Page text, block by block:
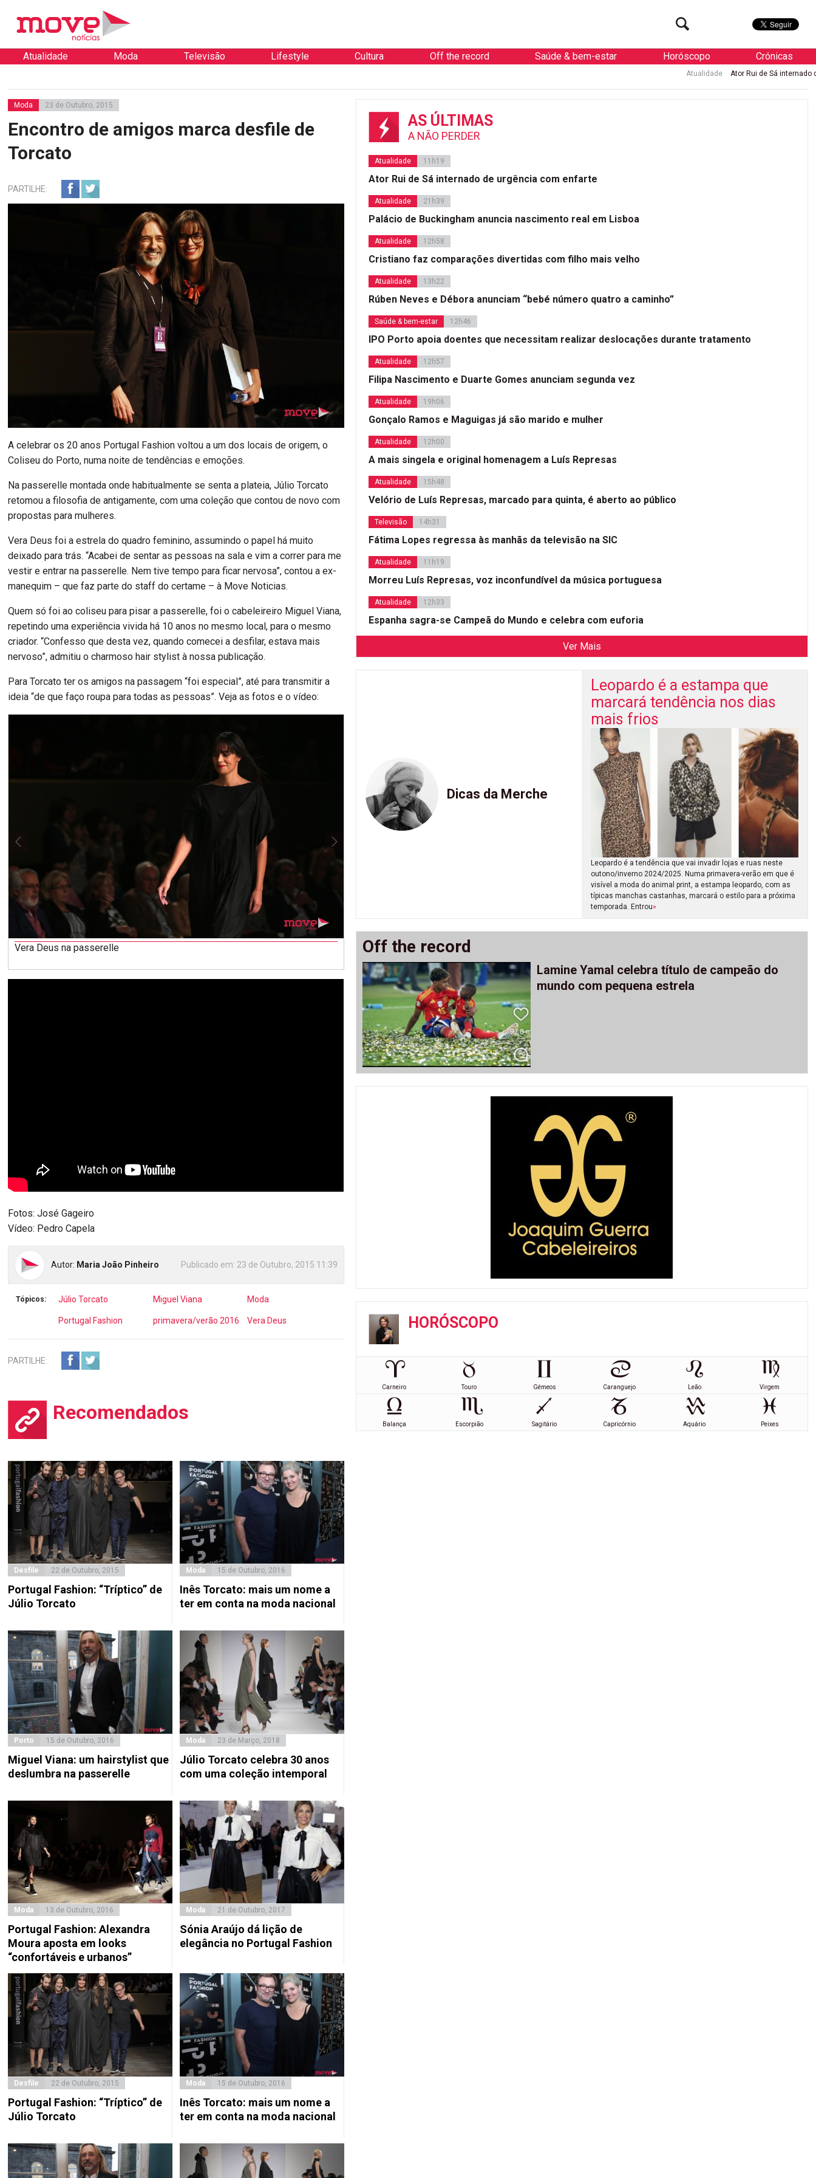
Atualidade Moda Televisão Lifestyle Cultura Off the record Saúde & bem-estar Horóscopo Crónicas
Ator Rui de Sá internado de urgência com
Moda 23 de Outubro, 2015
Encontro de amigos marca desfile de
Torcato
PARTILHE:
A celebrar os 20 anos Portugal Fashion voltou a um dos locais de origem, o
Coliseu do Porto, numa noite de tendências e emoções.
Na passerelle montada onde habitualmente se senta a plateia, Júlio Torcato
retomou a filosofia de antigamente, com uma coleção que contou de novo com
propostas para mulheres.
Vera Deus foi a estrela do quadro feminino, assumindo o papel há muito
deixado para trás. “Acabei de sentar as pessoas na sala e vim a correr para me
vestir e entrar na passerelle. Nem tive tempo para ficar nervosa”, contou a ex-
manequim – que faz parte do staff do certame – à Move Noticias.
Quem só foi ao coliseu para pisar a passerelle, foi o cabeleireiro Miguel Viana,
repetindo uma experiência vivida há 10 anos no mesmo local, para o mesmo
criador. “Confesso que desta vez, quando comecei a desfilar, estava mais
nervoso”, admitiu o charmoso hair stylist à nossa publicação.
Para Torcato ter os amigos na passagem “foi especial”, até para transmitir a
ideia “de que faço roupa para todas as pessoas”. Veja as fotos e o vídeo:
Vera Deus na passerelle Vera Deus na passerelle
Fotos: José Gageiro
Vídeo: Pedro Capela
Autor: Maria João Pinheiro Publicado em: 23 de Outubro, 2015 11:39
Tópicos: Júlio Torcato Miguel Viana Moda
Portugal Fashion primavera/verão 2016 Vera Deus
PARTILHE:
Recomendados
Desfile 22 de Outubro, 2015
Portugal Fashion: “Tríptico” de
Júlio Torcato
Moda 15 de Outubro, 2016
Inês Torcato: mais um nome a
ter em conta na moda nacional
Porto 15 de Outubro, 2016
Miguel Viana: um hairstylist que
deslumbra na passerelle
Moda 23 de Março, 2018
Júlio Torcato celebra 30 anos
com uma coleção intemporal
Moda 13 de Outubro, 2016
Portugal Fashion: Alexandra
Moura aposta em looks
“confortáveis e urbanos”
Moda 21 de Outubro, 2017
Sónia Araújo dá lição de
elegância no Portugal Fashion
Desfile 22 de Outubro, 2015
Portugal Fashion: “Tríptico” de
Júlio Torcato
Moda 15 de Outubro, 2016
Inês Torcato: mais um nome a
ter em conta na moda nacional
AS ÚLTIMAS
A NÃO PERDER
Atualidade 11h19
Ator Rui de Sá internado de urgência com enfarte
Atualidade 21h39
Palácio de Buckingham anuncia nascimento real em Lisboa
Atualidade 12h58
Cristiano faz comparações divertidas com filho mais velho
Atualidade 13h22
Rúben Neves e Débora anunciam “bebé número quatro a caminho”
Saúde & bem-estar 12h46
IPO Porto apoia doentes que necessitam realizar deslocações durante tratamento
Atualidade 12h57
Filipa Nascimento e Duarte Gomes anunciam segunda vez
Atualidade 19h06
Gonçalo Ramos e Maguigas já são marido e mulher
Atualidade 12h00
A mais singela e original homenagem a Luís Represas
Atualidade 15h48
Velório de Luís Represas, marcado para quinta, é aberto ao público
Televisão 14h31
Fátima Lopes regressa às manhãs da televisão na SIC
Atualidade 11h19
Morreu Luís Represas, voz inconfundível da música portuguesa
Atualidade 12h33
Espanha sagra-se Campeã do Mundo e celebra com euforia
Ver Mais
Dicas da Merche
Leopardo é a estampa que
marcará tendência nos dias
mais frios
Leopardo é a tendência que vai invadir lojas e ruas neste
outono/inverno 2024/2025. Numa primavera-verão em que é
visível a moda do animal print, a estampa leopardo, com as
típicas manchas castanhas, marcará o estilo para a próxima
temporada. Entrou»
Off the record
Lamine Yamal celebra título de campeão do
mundo com pequena estrela
HORÓSCOPO
Carneiro Touro Gémeos Caranguejo Leão Virgem
Balança Escorpião Sagitário Capricórnio Aquário Peixes